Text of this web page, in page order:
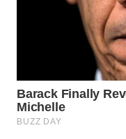
MANDALIKA
WN
LABUANBAJO